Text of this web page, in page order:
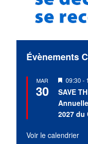
Évènements
MAR
30
Mis
en
avant
09:30 -
SAVE
2027 du
Voir le calendrier